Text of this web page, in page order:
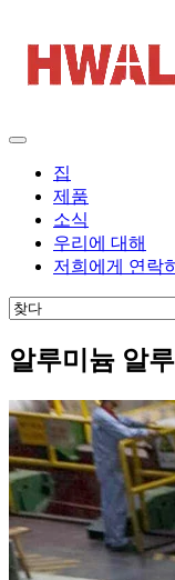
집
제품
소식
우리에 대해
저희에게 연락
알루미늄 알